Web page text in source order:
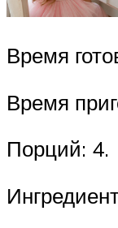
Время
Время
Порций: 4.